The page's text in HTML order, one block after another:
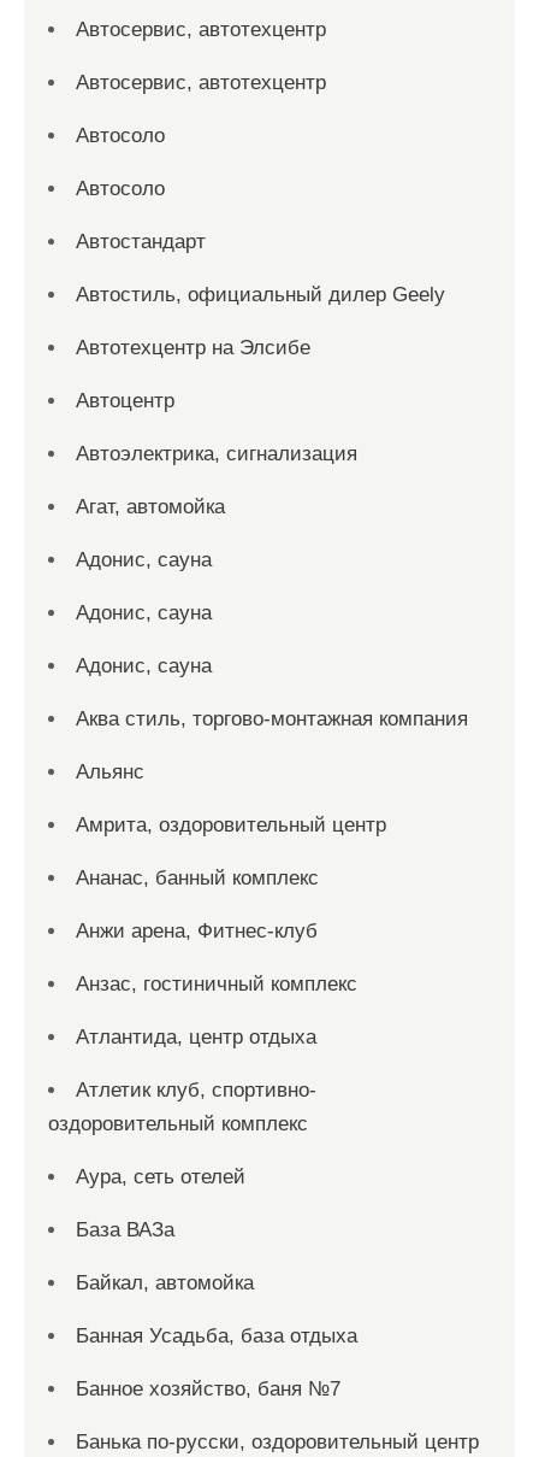
Автосервис, автотехцентр
Автосервис, автотехцентр
Автосоло
Автосоло
Автостандарт
Автостиль, официальный дилер Geely
Автотехцентр на Элсибе
Автоцентр
Автоэлектрика, сигнализация
Агат, автомойка
Адонис, сауна
Адонис, сауна
Адонис, сауна
Аква стиль, торгово-монтажная компания
Альянс
Амрита, оздоровительный центр
Ананас, банный комплекс
Анжи арена, Фитнес-клуб
Анзас, гостиничный комплекс
Атлантида, центр отдыха
Атлетик клуб, спортивно-
оздоровительный комплекс
Аура, сеть отелей
База ВАЗа
Байкал, автомойка
Банная Усадьба, база отдыха
Банное хозяйство, баня №7
Банька по-русски, оздоровительный центр